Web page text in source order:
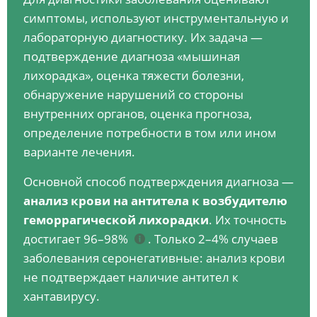
симптомы, используют инструментальную и
лабораторную диагностику. Их задача —
подтверждение диагноза «мышиная
лихорадка», оценка тяжести болезни,
обнаружение нарушений со стороны
внутренних органов, оценка прогноза,
определение потребности в том или ином
варианте лечения.
Основной способ подтверждения диагноза —
анализ крови на антитела к возбудителю
геморрагической лихорадки. Их точность
достигает 96–98%
. Только 2–4% случаев
заболевания серонегативные: анализ крови
не подтверждает наличие антител к
хантавирусу.